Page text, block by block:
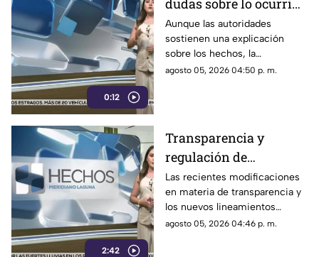
0:12
dudas sobre lo ocurrido
y persisten
interrogantes
Aunque las autoridades
sostienen una explicación
sobre los hechos, la
información disponible no ha
agosto 05, 2026 04:50 p. m.
2:42
Transparencia y
regulación de
audiencias, bajo la lupa
por posible control de
la información
Las recientes modificaciones
en materia de transparencia y
los nuevos lineamientos
relacionados con las
agosto 05, 2026 04:46 p. m.